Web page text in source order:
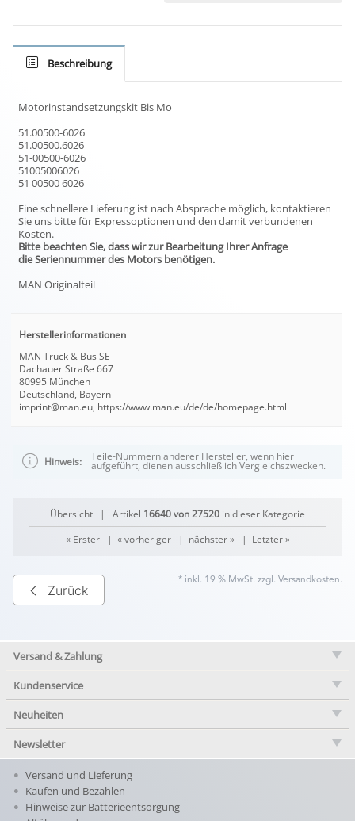
Beschreibung
Motorinstandsetzungskit Bis Mo
51.00500-6026
51.00500.6026
51-00500-6026
51005006026
51 00500 6026
Eine schnellere Lieferung ist nach Absprache möglich, kontaktieren
Sie uns bitte für Expressoptionen und den damit verbundenen
Kosten.
Bitte beachten Sie, dass wir zur Bearbeitung Ihrer Anfrage
die Seriennummer des Motors benötigen.
MAN Originalteil
Herstellerinformationen
MAN Truck & Bus SE
Dachauer Straße 667
80995 München
Deutschland, Bayern
imprint@man.eu, https://www.man.eu/de/de/homepage.html
Hinweis: Teile-Nummern anderer Hersteller, wenn hier
aufgeführt, dienen ausschließlich Vergleichszwecken.
Übersicht | Artikel 16640 von 27520 in dieser Kategorie
« Erster| « vorheriger| nächster »| Letzter »
Zurück
* inkl. 19 % MwSt. zzgl. Versandkosten.
Versand & Zahlung
Kundenservice
Neuheiten
Newsletter
Versand und Lieferung
Kaufen und Bezahlen
Hinweise zur Batterieentsorgung